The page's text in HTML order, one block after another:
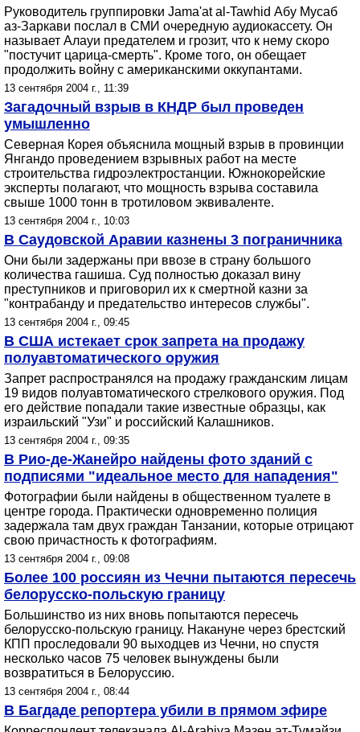
Руководитель группировки Jama'at al-Tawhid Абу Мусаб
аз-Заркави послал в СМИ очередную аудиокассету. Он
называет Алауи предателем и грозит, что к нему скоро
"постучит царица-смерть". Кроме того, он обещает
продолжить войну с американскими оккупантами.
13 сентября 2004 г., 11:39
Загадочный взрыв в КНДР был проведен
умышленно
Северная Корея объяснила мощный взрыв в провинции
Янгандо проведением взрывных работ на месте
строительства гидроэлектростанции. Южнокорейские
эксперты полагают, что мощность взрыва составила
свыше 1000 тонн в тротиловом эквиваленте.
13 сентября 2004 г., 10:03
В Саудовской Аравии казнены 3 пограничника
Они были задержаны при ввозе в страну большого
количества гашиша. Суд полностью доказал вину
преступников и приговорил их к смертной казни за
"контрабанду и предательство интересов службы".
13 сентября 2004 г., 09:45
В США истекает срок запрета на продажу
полуавтоматического оружия
Запрет распространялся на продажу гражданским лицам
19 видов полуавтоматического стрелкового оружия. Под
его действие попадали такие известные образцы, как
израильский "Узи" и российский Калашников.
13 сентября 2004 г., 09:35
В Рио-де-Жанейро найдены фото зданий с
подписями "идеальное место для нападения"
Фотографии были найдены в общественном туалете в
центре города. Практически одновременно полиция
задержала там двух граждан Танзании, которые отрицают
свою причастность к фотографиям.
13 сентября 2004 г., 09:08
Более 100 россиян из Чечни пытаются пересечь
белорусско-польскую границу
Большинство из них вновь попытаются пересечь
белорусско-польскую границу. Накануне через брестский
КПП проследовали 90 выходцев из Чечни, но спустя
несколько часов 75 человек вынуждены были
возвратиться в Белоруссию.
13 сентября 2004 г., 08:44
В Багдаде репортера убили в прямом эфире